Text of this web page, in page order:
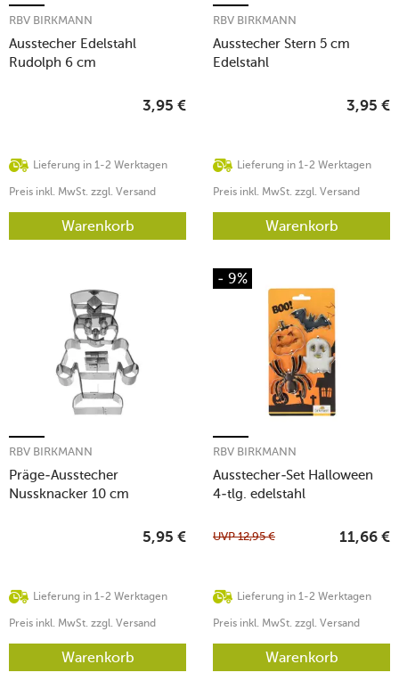
Ausstecher Edelstahl
Rudolph 6 cm
RBV BIRKMANN
Lieferung in 1-2 Werktagen
3,95 €
Preis inkl. MwSt. zzgl. Versand
Warenkorb
Ausstecher Stern 5 cm
Edelstahl
RBV BIRKMANN
Lieferung in 1-2 Werktagen
3,95 €
Preis inkl. MwSt. zzgl. Versand
Warenkorb
Präge-Ausstecher
Nussknacker 10 cm
RBV BIRKMANN
Lieferung in 1-2 Werktagen
5,95 €
Preis inkl. MwSt. zzgl. Versand
Warenkorb
- 9%
Ausstecher-Set Halloween
4-tlg. edelstahl
RBV BIRKMANN
Lieferung in 1-2 Werktagen
UVP12,95 € 11,66 €
Preis inkl. MwSt. zzgl. Versand
Warenkorb